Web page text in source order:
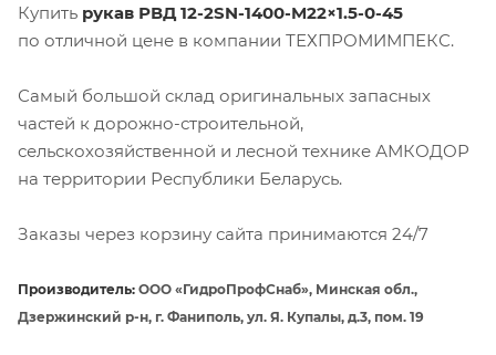
Купить рукав РВД 12-2SN-1400-M22×1.5-0-45
по отличной цене в компании ТЕХПРОМИМПЕКС.
Самый большой склад оригинальных запасных
частей к дорожно-строительной,
сельскохозяйственной и лесной технике АМКОДОР
на территории Республики Беларусь.
Заказы через корзину сайта принимаются 24/7
Производитель: ООО «ГидроПрофСнаб», Минская обл.,
Дзержинский р-н, г. Фаниполь, ул. Я. Купалы, д.3, пом. 19